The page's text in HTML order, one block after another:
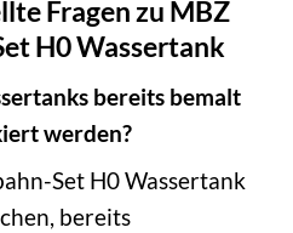
Fragen zu MBZ
H0 Wassertank
bereits bemalt
werden?
Set H0 Wassertank
bereits